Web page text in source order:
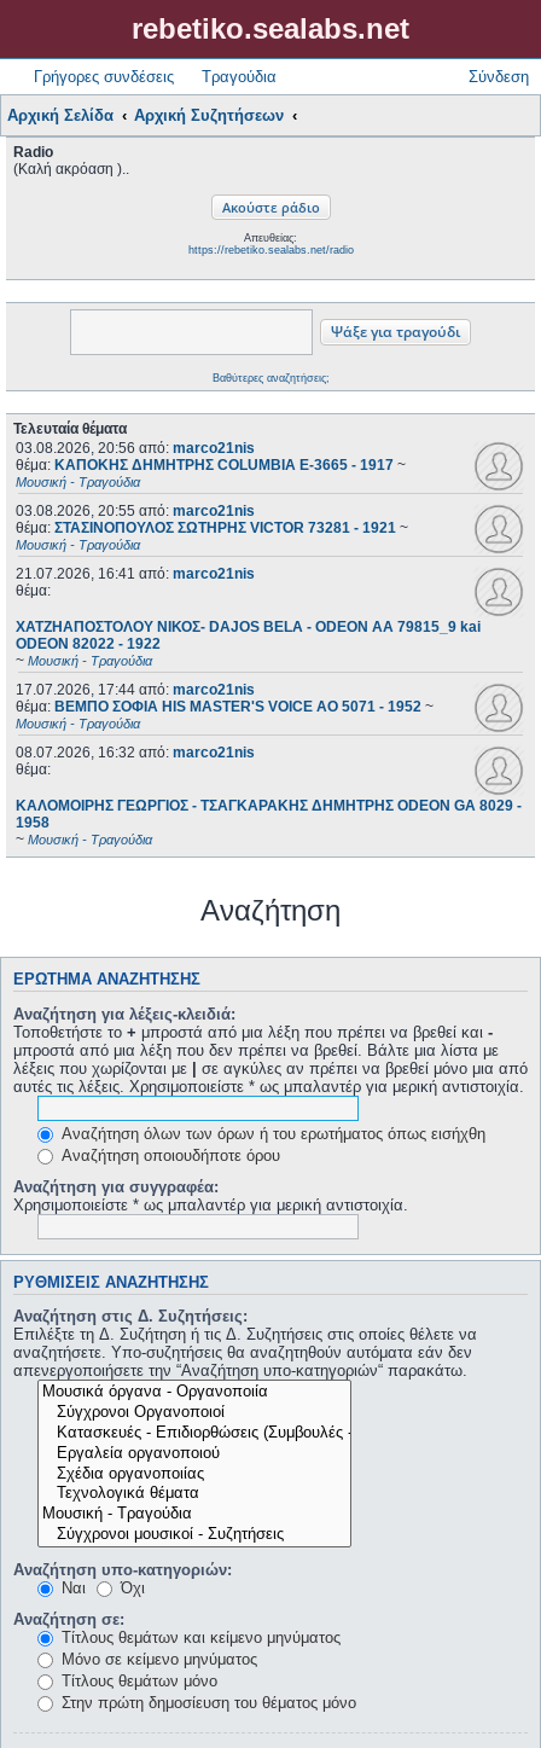
rebetiko.sealabs.net
Γρήγορες συνδέσεις Τραγούδια Σύνδεση
Αρχική Σελίδα Αρχική Συζητήσεων
Radio
(Καλή ακρόαση )..
Απευθείας:
https://rebetiko.sealabs.net/radio
Βαθύτερες αναζητήσεις;
Τελευταία θέματα
03.08.2026, 20:56 από: marco21nis
θέμα: ΚΑΠΟΚΗΣ ΔΗΜΗΤΡΗΣ COLUMBIA E-3665 - 1917 ~
Μουσική - Τραγούδια
03.08.2026, 20:55 από: marco21nis
θέμα: ΣΤΑΣΙΝΟΠΟΥΛΟΣ ΣΩΤΗΡΗΣ VICTOR 73281 - 1921 ~
Μουσική - Τραγούδια
21.07.2026, 16:41 από: marco21nis
θέμα:
ΧΑΤΖΗΑΠΟΣΤΟΛΟΥ ΝΙΚΟΣ- DAJOS BELA - ODEON AA 79815_9 kai
ODEON 82022 - 1922
~ Μουσική - Τραγούδια
17.07.2026, 17:44 από: marco21nis
θέμα: ΒΕΜΠΟ ΣΟΦΙΑ HIS MASTER'S VOICE AO 5071 - 1952 ~
Μουσική - Τραγούδια
08.07.2026, 16:32 από: marco21nis
θέμα:
ΚΑΛΟΜΟΙΡΗΣ ΓΕΩΡΓΙΟΣ - ΤΣΑΓΚΑΡΑΚΗΣ ΔΗΜΗΤΡΗΣ ODEON GA 8029 -
1958
~ Μουσική - Τραγούδια
Αναζήτηση
ΕΡΏΤΗΜΑ ΑΝΑΖΉΤΗΣΗΣ
Αναζήτηση για λέξεις-κλειδιά:
Τοποθετήστε το + μπροστά από μια λέξη που πρέπει να βρεθεί και -
μπροστά από μια λέξη που δεν πρέπει να βρεθεί. Βάλτε μια λίστα με
λέξεις που χωρίζονται με | σε αγκύλες αν πρέπει να βρεθεί μόνο μια από
αυτές τις λέξεις. Χρησιμοποιείστε * ως μπαλαντέρ για μερική αντιστοιχία.
Αναζήτηση όλων των όρων ή του ερωτήματος όπως εισήχθη
Αναζήτηση οποιουδήποτε όρου
Αναζήτηση για συγγραφέα:
Χρησιμοποιείστε * ως μπαλαντέρ για μερική αντιστοιχία.
ΡΥΘΜΊΣΕΙΣ ΑΝΑΖΉΤΗΣΗΣ
Αναζήτηση στις Δ. Συζητήσεις:
Επιλέξτε τη Δ. Συζήτηση ή τις Δ. Συζητήσεις στις οποίες θέλετε να
αναζητήσετε. Υπο-συζητήσεις θα αναζητηθούν αυτόματα εάν δεν
απενεργοποιήσετε την “Αναζήτηση υπο-κατηγοριών“ παρακάτω.
Αναζήτηση υπο-κατηγοριών:
Ναι
Όχι
Αναζήτηση σε:
Τίτλους θεμάτων και κείμενο μηνύματος
Μόνο σε κείμενο μηνύματος
Τίτλους θεμάτων μόνο
Στην πρώτη δημοσίευση του θέματος μόνο